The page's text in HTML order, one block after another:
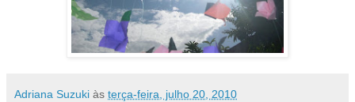
Adriana Suzuki às terça-feira, julho 20, 2010